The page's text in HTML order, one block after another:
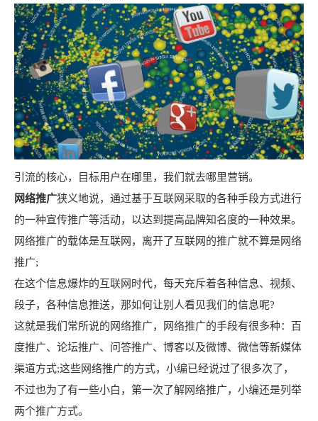
引流的核心，目标用户在哪里，我们就去哪里营销。
网络推广狭义地说，通过基于互联网采取的各种手段方式进行
的一种宣传推广等活动，以达到提高品牌知名度的一种效果。
网络推广的载体是互联网，离开了互联网的推广就不算是网络
推广;
在这个信息爆炸的互联网时代，每天充斥着各种信息、视频、
段子，各种信息推送，那如何让别人看见我们的信息呢?
这就是我们常所说的网络推广，网络推广的手段有很多种：百
度推广、论坛推广、问答推广、博客以及微博、微信等新媒体
渠道方式;这些网络推广的方式，小编已经说过了很多次了，
不过也为了有一些小白，第一次了解网络推广，小编还是列举
两个推广方式。